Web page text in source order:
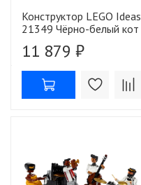
Конструктор LEGO Ideas
21349 Чёрно-белый кот
11 879 ₽